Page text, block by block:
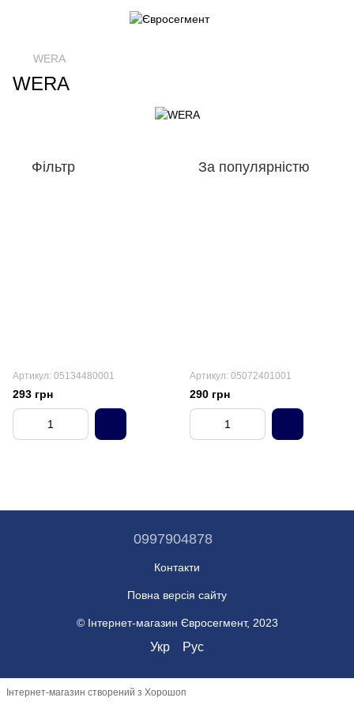
WERA
WERA
Фільтр За популярністю
Артикул: 05134480001
293 грн
Артикул: 05072401001
290 грн
0997904878
Контакти
Повна версія сайту
© Інтернет-магазин Євросегмент, 2023
Укр Рус
Інтернет-магазин створений з Хорошоп